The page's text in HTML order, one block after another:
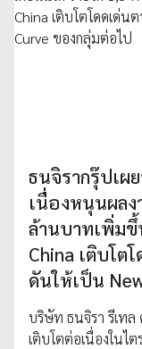
ธนจิรากรุ๊ปเผ
เนื่องหนุนผลง
ล้านบาทเพิ่มขึ้
China เติบโต
ดันให้เป็น
บริษัท ธนจิรา รีเท
เติบโตต่อเนื่องในไ